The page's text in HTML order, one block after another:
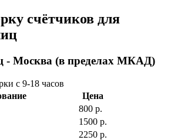
счётчиков для
- Москва (в пределах МКАД)
с 9-18 часов
Цена
800 р.
1500 р.
2250 р.